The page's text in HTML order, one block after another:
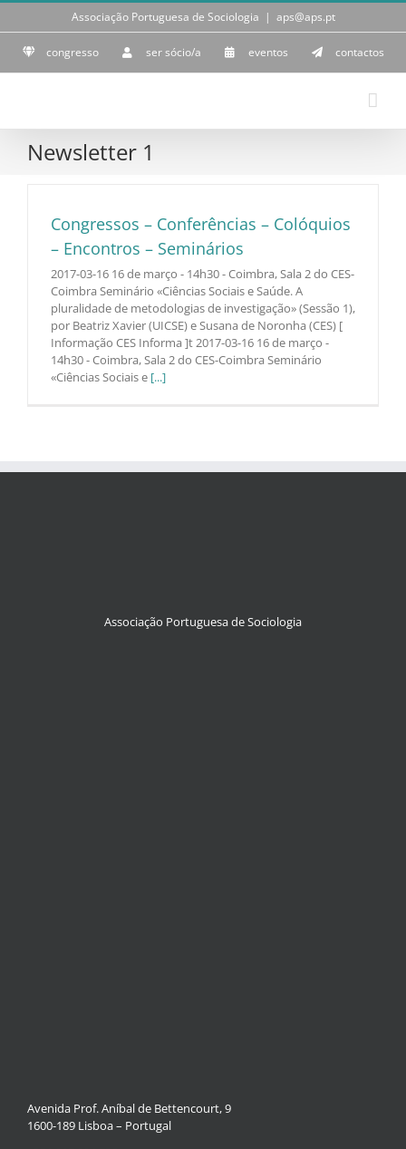
Skip
Associação Portuguesa de Sociologia | aps@aps.pt
congresso ser sócio/a eventos contactos
Newsletter 1
Congressos – Conferências – Colóquios
– Encontros – Seminários
2017-03-16 16 de março - 14h30 - Coimbra, Sala 2 do CES-
Coimbra Seminário «Ciências Sociais e Saúde. A
pluralidade de metodologias de investigação» (Sessão 1),
por Beatriz Xavier (UICSE) e Susana de Noronha (CES) [
Informação CES Informa ]t 2017-03-16 16 de março -
14h30 - Coimbra, Sala 2 do CES-Coimbra Seminário
«Ciências Sociais e [...]
Associação Portuguesa de Sociologia
Avenida Prof. Aníbal de Bettencourt, 9
1600-189 Lisboa – Portugal